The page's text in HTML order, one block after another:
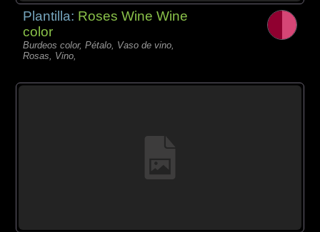
Plantilla: Roses Wine Wine
color
Burdeos color, Pétalo, Vaso de vino,
Rosas, Vino,